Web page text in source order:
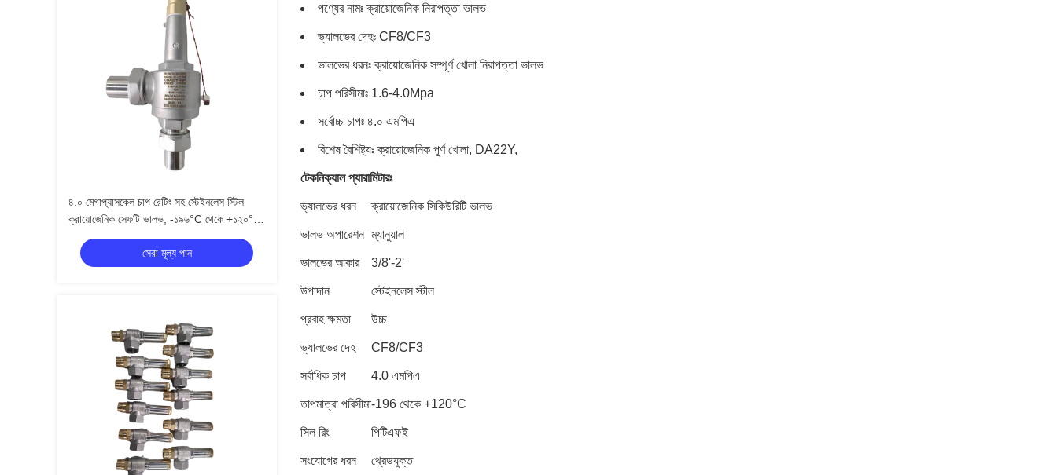
৪.০ মেগাপ্যাসকেল চাপ রেটিং সহ স্টেইনলেস স্টিল
ক্রায়োজেনিক সেফটি ভালভ, -১৯৬°C থেকে +১২০°C
অ্যাপ্লিকেশনের জন্য
সেরা মূল্য পান
পণ্যের নামঃ ক্রায়োজেনিক নিরাপত্তা ভালভ
ভ্যালভের দেহঃ CF8/CF3
ভালভের ধরনঃ ক্রায়োজেনিক সম্পূর্ণ খোলা নিরাপত্তা ভালভ
চাপ পরিসীমাঃ 1.6-4.0Mpa
সর্বোচ্চ চাপঃ ৪.০ এমপিএ
বিশেষ বৈশিষ্ট্যঃ ক্রায়োজেনিক পূর্ণ খোলা, DA22Y,
টেকনিক্যাল প্যারামিটারঃ
ভ্যালভের ধরন ক্রায়োজেনিক সিকিউরিটি ভালভ
ভালভ অপারেশন ম্যানুয়াল
ভালভের আকার 3/8'-2'
উপাদান স্টেইনলেস স্টীল
প্রবাহ ক্ষমতা উচ্চ
ভ্যালভের দেহ CF8/CF3
সর্বাধিক চাপ 4.0 এমপিএ
তাপমাত্রা পরিসীমা-196 থেকে +120°C
সিল রিং পিটিএফই
সংযোগের ধরন থ্রেডযুক্ত